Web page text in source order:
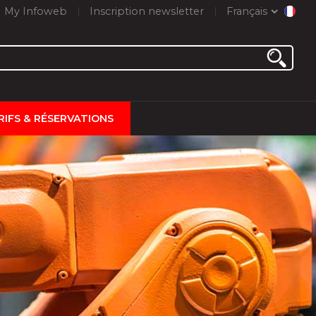
My Infoweb Inscription newsletter Français
& RÉSERVATIONS